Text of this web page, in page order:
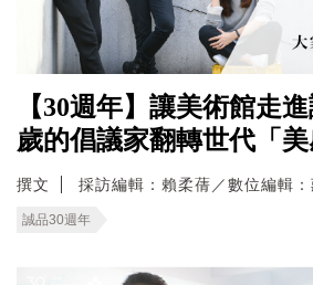
【30週年】讓美術館走
歲的倡議家翻轉世代「美
撰文 採訪編輯：賴柔蒨／數位編輯
誠品30週年